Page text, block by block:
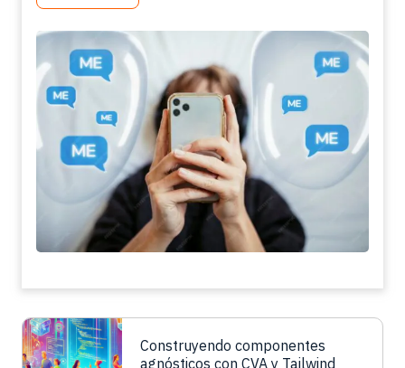
Construyendo componentes
agnósticos con CVA y Tailwind